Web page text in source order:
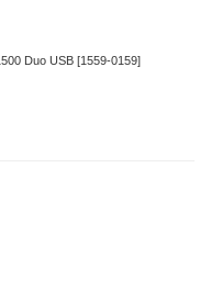
Duo USB [1559-0159]